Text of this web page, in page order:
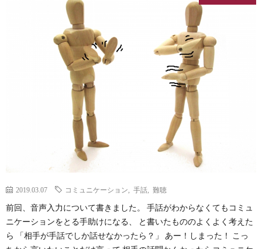
2019.03.07 コミュニケーション 手話 難聴
前回、音声入力について書きました。 手話がわからなくてもコミュ
ニケーションをとる手助けになる、 と書いたもののよくよく考えた
ら 「相手が手話でしか話せなかったら？」 あー！しまった！ こっ